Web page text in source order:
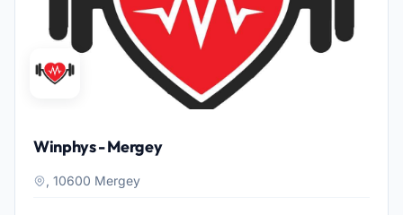
Winphys - Mergey
, 10600 Mergey